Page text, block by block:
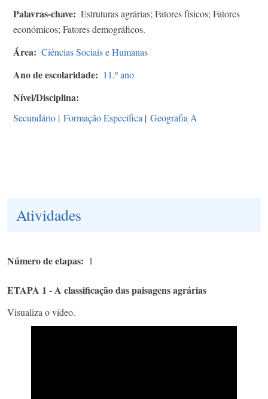
Palavras-chave
Estruturas agrárias; Fatores físicos; Fatores
económicos; Fatores demográficos.
Área Ciências Sociais e Humanas
Ano de escolaridade 11.º ano
Nível/Disciplina
Secundário | Formação Específica | Geografia A
Atividades
Número de etapas 1
ETAPA 1 - A classificação das paisagens agrárias
Visualiza o vídeo.